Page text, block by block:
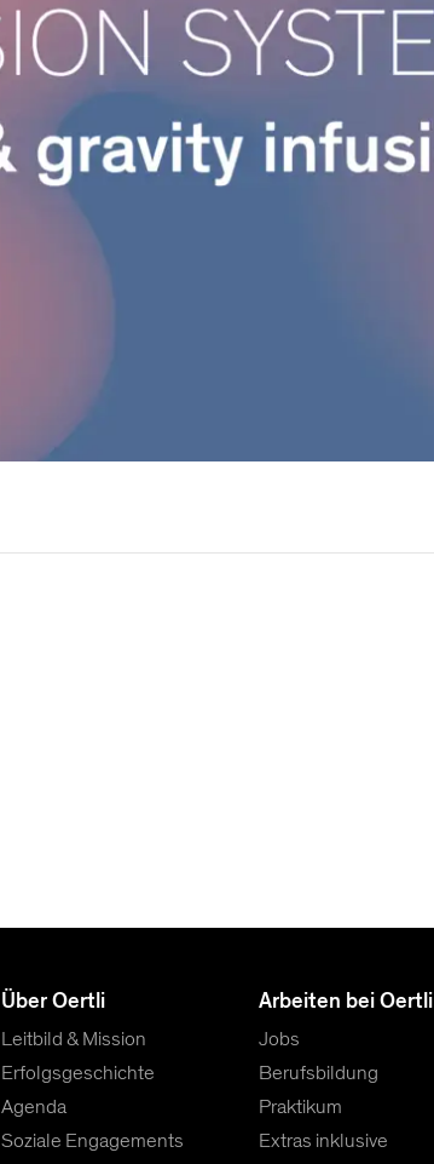
Über Oertli
Leitbild & Mission
Erfolgsgeschichte
Agenda
Soziale Engagements
Arbeiten bei Oertli
Jobs
Berufsbildung
Praktikum
Extras inklusive